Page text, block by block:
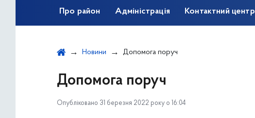
Про район Адміністрація Контактний центр
Новини Допомога поруч
Допомога поруч
Опубліковано 31 березня 2022 року о 16:04